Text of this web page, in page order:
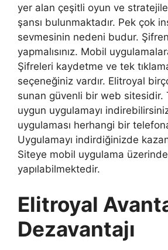
yer alan çeşitli oyun ve
şansı bulunmaktadır. Pek çok
sevmesinin nedeni budur.
yapmalısınız. Mobil
Şifreleri kaydetme ve tek
seçeneğiniz vardır. Elitroyal
sunan güvenli bir web sitesidir.
uygun uygulamayı
uygulaması herhangi bir
Uygulamayı indirdiğinizde
Siteye mobil uygulama
yapılabilmektedir.
Elitroyal
Dezavantajı